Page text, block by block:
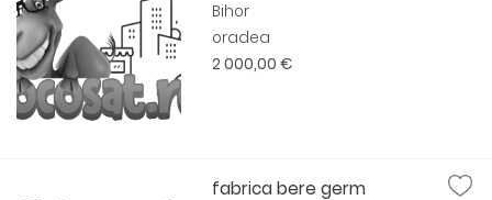
Bihor
oradea
2 000,00 €
fabrica bere germ